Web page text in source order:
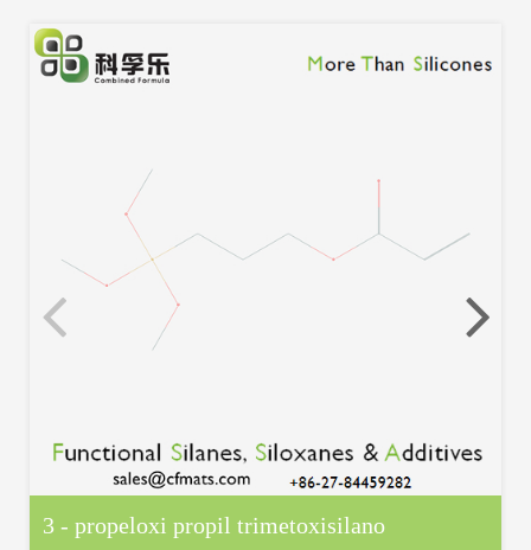
3 - propeloxi propil trimetoxisilano